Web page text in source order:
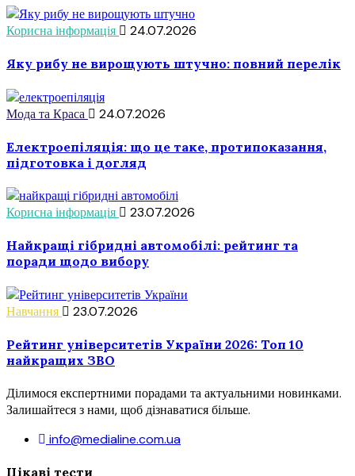
Корисна інформація 24.07.2026
Яку рибу не вирощують штучно: повний перелік
Мода та Краса 24.07.2026
Електроепіляція: що це таке, протипоказання,
підготовка і догляд
Корисна інформація 23.07.2026
Найкращі гібридні автомобілі: рейтинг та
поради щодо вибору
Навчання 23.07.2026
Рейтинг університетів України 2026: Топ 10
найкращих ЗВО
Ділимося експертними порадами та актуальними новинками.
Залишайтеся з нами, щоб дізнаватися більше.
info@medialine.com.ua
Цікаві тести